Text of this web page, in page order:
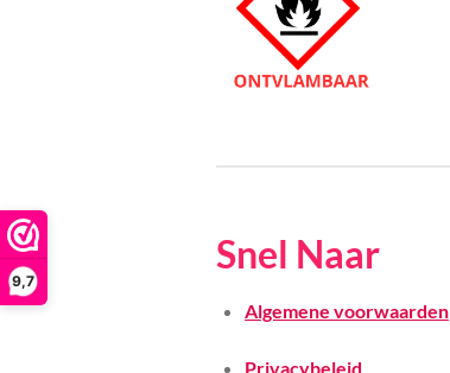
9,7
Snel Naar
Algemene voorwaarden
Privacybeleid